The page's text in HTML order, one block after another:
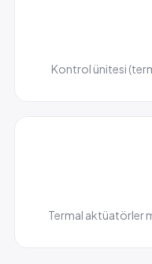
Kontrol ünitesi
Termal aktüatörler